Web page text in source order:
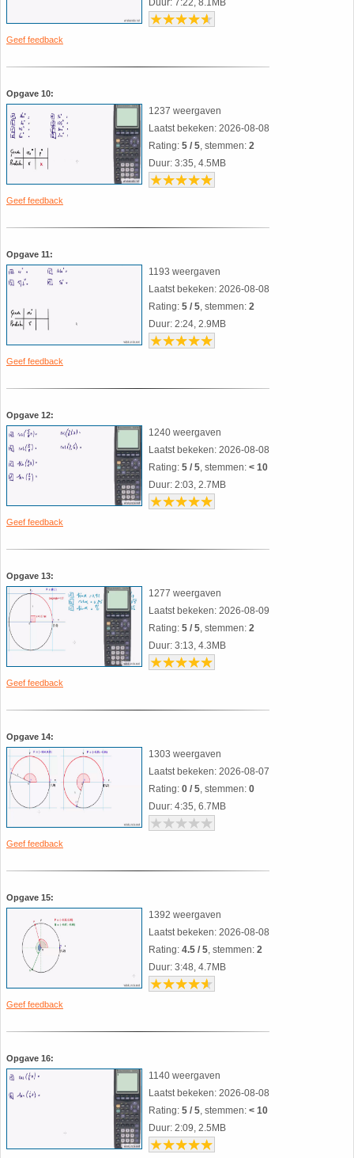
Geef feedback
Duur: 7:22, 8.1MB
Opgave 10:
Geef feedback
1237 weergaven
Laatst bekeken: 2026-08-08
Rating: 5 / 5, stemmen: 2
Duur: 3:35, 4.5MB
Opgave 11:
Geef feedback
1193 weergaven
Laatst bekeken: 2026-08-08
Rating: 5 / 5, stemmen: 2
Duur: 2:24, 2.9MB
Opgave 12:
Geef feedback
1240 weergaven
Laatst bekeken: 2026-08-08
Rating: 5 / 5, stemmen: < 10
Duur: 2:03, 2.7MB
Opgave 13:
Geef feedback
1277 weergaven
Laatst bekeken: 2026-08-09
Rating: 5 / 5, stemmen: 2
Duur: 3:13, 4.3MB
Opgave 14:
Geef feedback
1303 weergaven
Laatst bekeken: 2026-08-07
Rating: 0 / 5, stemmen: 0
Duur: 4:35, 6.7MB
Opgave 15:
Geef feedback
1392 weergaven
Laatst bekeken: 2026-08-08
Rating: 4.5 / 5, stemmen: 2
Duur: 3:48, 4.7MB
Opgave 16:
1140 weergaven
Laatst bekeken: 2026-08-08
Rating: 5 / 5, stemmen: < 10
Duur: 2:09, 2.5MB